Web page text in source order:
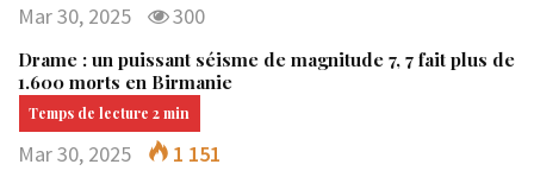
Mar 30, 2025 300
Drame : un puissant séisme de magnitude 7, 7 fait plus de
1.600 morts en Birmanie
Mar 30, 2025 1 151